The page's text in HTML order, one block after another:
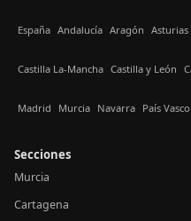
España Andalucía Aragón Asturias
Castilla La-Mancha Castilla y León
Madrid Murcia Navarra País Vasco
Secciones
Murcia
Cartagena